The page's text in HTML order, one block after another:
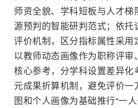
师资全貌、学科短板与人才梯
源预判的智能研判范式；依托
评价机制，区分指标属性采用
以教师动态画像作为职称评审
核心参考，分学科设置差异化
元成果折算机制，避免评价一
图和个人画像为基础推行“一